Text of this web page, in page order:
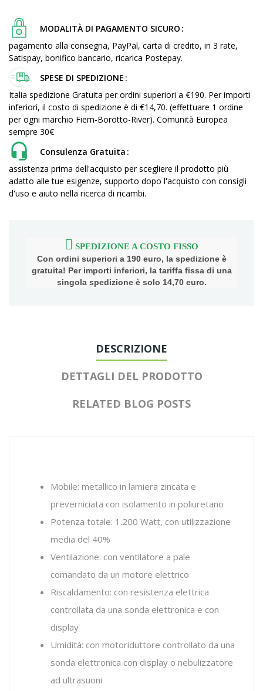
MODALITÀ DI PAGAMENTO SICURO
pagamento alla consegna, PayPal, carta di credito, in 3 rate,
Satispay, bonifico bancario, ricarica Postepay.
SPESE DI SPEDIZIONE
Italia spedizione Gratuita per ordini superiori a €190. Per importi
inferiori, il costo di spedizione è di €14,70. (effettuare 1 ordine
per ogni marchio Fiem-Borotto-River). Comunità Europea
sempre 30€
Consulenza Gratuita
assistenza prima dell'acquisto per scegliere il prodotto più
adatto alle tue esigenze, supporto dopo l'acquisto con consigli
d'uso e aiuto nella ricerca di ricambi.
SPEDIZIONE A COSTO FISSO
Con ordini superiori a 190 euro, la spedizione è
gratuita! Per importi inferiori, la tariffa fissa di una
singola spedizione è solo 14,70 euro.
DESCRIZIONE
DETTAGLI DEL PRODOTTO
RELATED BLOG POSTS
Mobile: metallico in lamiera zincata e
preverniciata con isolamento in poliuretano
Potenza totale: 1.200 Watt, con utilizzazione
media del 40%
Ventilazione: con ventilatore a pale
comandato da un motore elettrico
Riscaldamento: con resistenza elettrica
controllata da una sonda elettronica e con
display
Umidità: con motoriduttore controllato da una
sonda elettronica con display o nebulizzatore
ad ultrasuoni